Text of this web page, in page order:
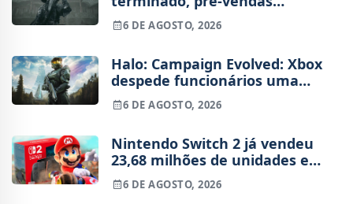
começam na próxima semana
6 DE AGOSTO, 2026
Halo: Campaign Evolved: Xbox
despede funcionários uma
semana após o lançamento
6 DE AGOSTO, 2026
Nintendo Switch 2 já vendeu
23,68 milhões de unidades e
está 4 milhões à frente da
Switch original no mesmo
6 DE AGOSTO, 2026